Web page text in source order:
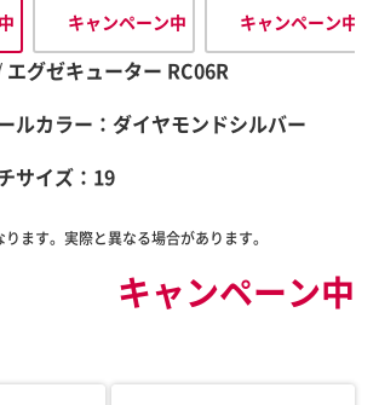
キャンペーン中 キャンペーン中
エグゼキューター RC06R
ルカラー：ダイヤモンドシルバー
サイズ：19
ます。実際と異なる場合があります。
キャンペーン中